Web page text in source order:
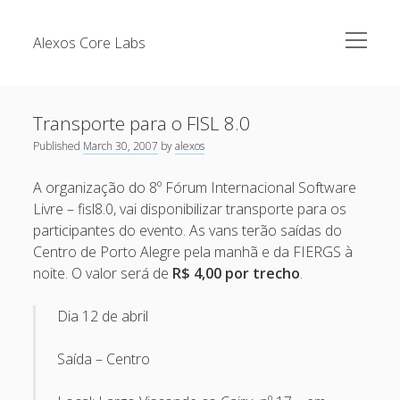
Alexos Core Labs
open
menu
Cursos
Github
Linkedin
Nullbyte Security Conference
Publicações
Security Advisories
Recent Posts
Tecsec Podcast #114 – A HISTÓRIA DA NULLBYTE
SECURITY CONFERENCE
Mitigando tráfego malicioso originado da rede TOR
[Capacite] Linux – Conceitos Básicos
Transporte para o FISL 8.0
Published March 30, 2007 byalexos
A organização do 8º Fórum Internacional Software
Livre – fisl8.0, vai disponibilizar transporte para os
participantes do evento. As vans terão saídas do
Centro de Porto Alegre pela manhã e da FIERGS à
noite. O valor será de R$ 4,00 por trecho.
Dia 12 de abril
Saída – Centro